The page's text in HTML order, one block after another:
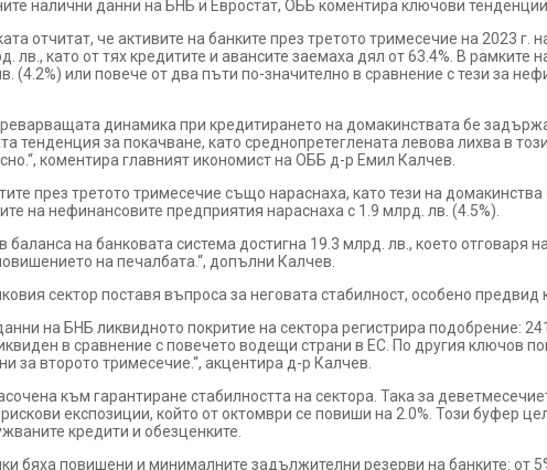
налични данни на БНБ и Евростат, ОББ коментира ключови
отчитат, че активите на банките през третото тримесечие на 2023
лв., като от тях кредитите и авансите заемаха дял от 63.4%. В рамките
(4.2%) или повече от два пъти по-значително в сравнение с тези за
динамика при кредитирането на домакинствата бе
тенденция за покачване, като среднопретеглената левова лихва в
коментира главният икономист на ОББ д-р Емил Калчев.
през третото тримесечие също нараснаха, като тези на
на нефинансовите предприятия нараснаха с 1.9 млрд. лв. (4.5%).
баланса на банковата система достигна 19.3 млрд. лв., което отговаря
на печалбата.“, допълни Калчев.
сектор поставя въпроса за неговата стабилност, особено
на БНБ ликвидното покритие на сектора регистрира подобрение:
в сравнение с повечето водещи страни в ЕС. По другия ключов
за второто тримесечие.“, акцентира д-р Калчев.
към гарантиране стабилността на сектора. Така за
експозиции, който от октомври се повиши на 2.0%. Този буфер
кредити и обезценките.
бяха повишени и минималните задължителни резерви на банките: от